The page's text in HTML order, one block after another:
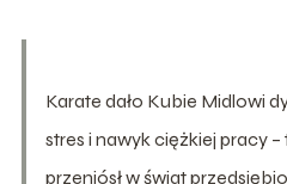
Karate dało Kubie Midlowi
stres i nawyk ciężkiej pracy
przeniósł w świat